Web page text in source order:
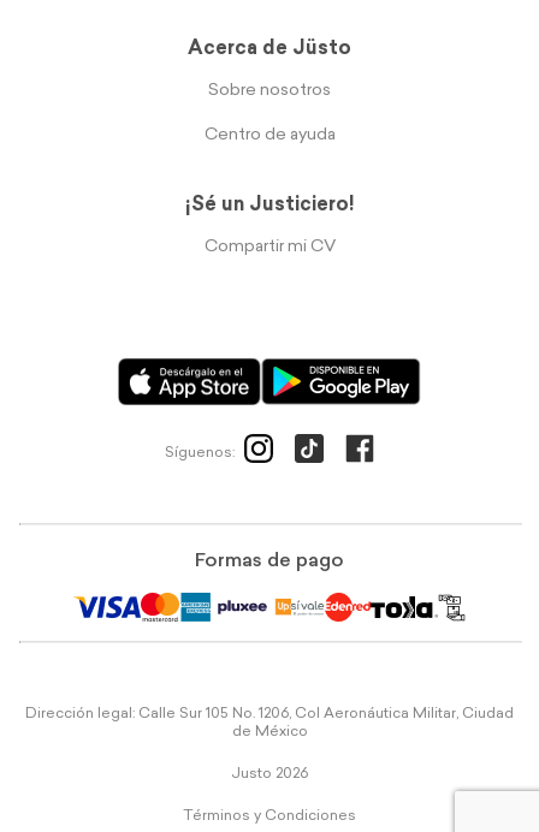
Acerca de Jüsto
Sobre nosotros
Centro de ayuda
¡Sé un Justiciero!
Compartir mi CV
Síguenos:
Formas de pago
Dirección legal: Calle Sur 105 No. 1206, Col Aeronáutica Militar, Ciudad
de México
Justo 2026
Términos y Condiciones